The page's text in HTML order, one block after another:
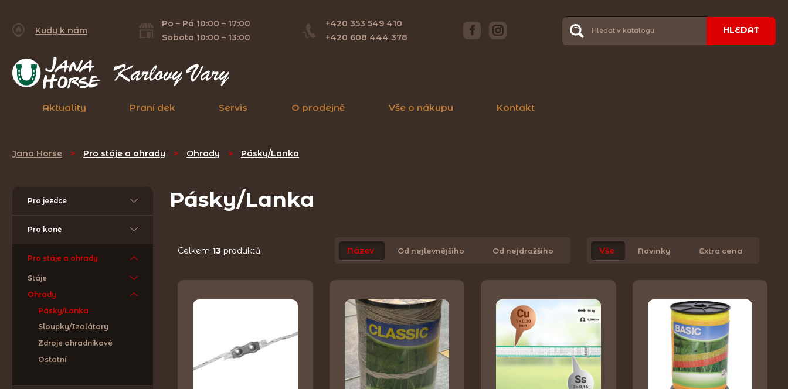
Kudy k nám
Po – Pá 10:00 – 17:00
Sobota 10:00 – 13:00
+420 353 549 410
+420 608 444 378
HLEDAT
Aktuality Praní dek Servis O prodejně Vše o nákupu Kontakt
Jana Horse > Pro stáje a ohrady > Ohrady > Pásky/Lanka
Pro jezdce
Pro koně
Pro stáje a ohrady
Stáje
Ohrady
Pásky/Lanka
Sloupky/Izolátory
Zdroje ohradníkové
Ostatní
Pásky/Lanka
Celkem 13 produktů Název Od nejlevnějšího Od nejdražšího Vše Novinky Extra cena